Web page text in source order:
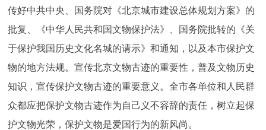
传好中共中央、国务院对《北京城市建设总体规划方案》的
批复、《中华人民共和国文物保护法》、国务院批转的《关
于保护我国历史文化名城的请示》和通知，以及本市保护文
物的地方法规。宣传北京文物古迹的重要性，普及文物历史
知识，宣传保护文物古迹的重要意义。全市各单位和人民群
众都应把保护文物古迹作为自己义不容辞的责任，树立起保
护文物光荣，保护文物是爱国行为的新风尚。